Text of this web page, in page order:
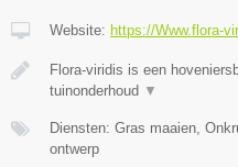
Website: https://Www.flora-
Flora-viridis is een
tuinonderhoud ▼
Diensten: Gras maaien,
ontwerp